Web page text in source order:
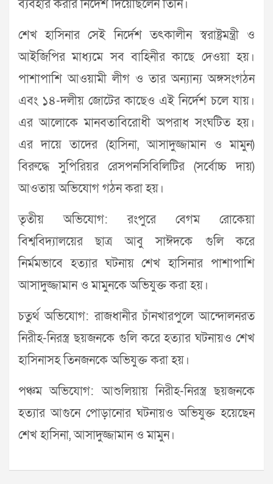
ব্যবহার করার নির্দেশ দিয়েছিলেন তিনি।
শেখ হাসিনার সেই নির্দেশ তৎকালীন স্বরাষ্ট্রমন্ত্রী ও
আইজিপির মাধ্যমে সব বাহিনীর কাছে দেওয়া হয়।
পাশাপাশি আওয়ামী লীগ ও তার অন্যান্য অঙ্গসংগঠন
এবং ১৪-দলীয় জোটের কাছেও এই নির্দেশ চলে যায়।
এর আলোকে মানবতাবিরোধী অপরাধ সংঘটিত হয়।
এর দায়ে তাদের (হাসিনা, আসাদুজ্জামান ও মামুন)
বিরুদ্ধে সুপিরিয়র রেসপনসিবিলিটির (সর্বোচ্চ দায়)
আওতায় অভিযোগ গঠন করা হয়।
তৃতীয় অভিযোগ: রংপুরে বেগম রোকেয়া
বিশ্ববিদ্যালয়ের ছাত্র আবু সাঈদকে গুলি করে
নির্মমভাবে হত্যার ঘটনায় শেখ হাসিনার পাশাপাশি
আসাদুজ্জামান ও মামুনকে অভিযুক্ত করা হয়।
চতুর্থ অভিযোগ: রাজধানীর চাঁনখারপুলে আন্দোলনরত
নিরীহ-নিরস্ত্র ছয়জনকে গুলি করে হত্যার ঘটনায়ও শেখ
হাসিনাসহ তিনজনকে অভিযুক্ত করা হয়।
পঞ্চম অভিযোগ: আশুলিয়ায় নিরীহ-নিরস্ত্র ছয়জনকে
হত্যার আগুনে পোড়ানোর ঘটনায়ও অভিযুক্ত হয়েছেন
শেখ হাসিনা, আসাদুজ্জামান ও মামুন।